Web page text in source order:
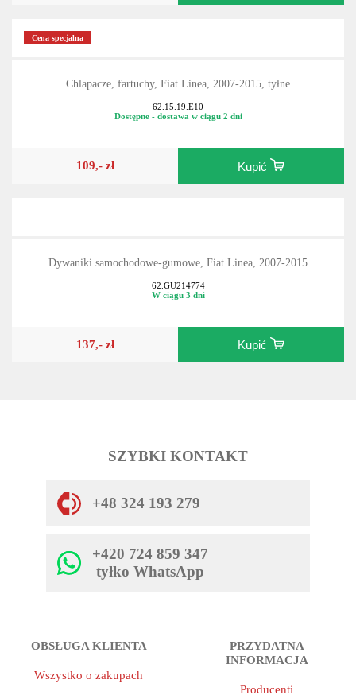
Cena specjalna
Chlapacze, fartuchy, Fiat Linea, 2007-2015, tyłne
62.15.19.E10
Dostępne - dostawa w ciągu 2 dni
109,- zł Kupić
Dywaniki samochodowe-gumowe, Fiat Linea, 2007-2015
62.GU214774
W ciągu 3 dni
137,- zł Kupić
SZYBKI KONTAKT
+48 324 193 279
+420 724 859 347
tyłko WhatsApp
OBSŁUGA KLIENTA
Wszystko o zakupach
PRZYDATNA
INFORMACJA
Producenti